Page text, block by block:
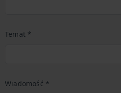
Temat *
Wiadomość *